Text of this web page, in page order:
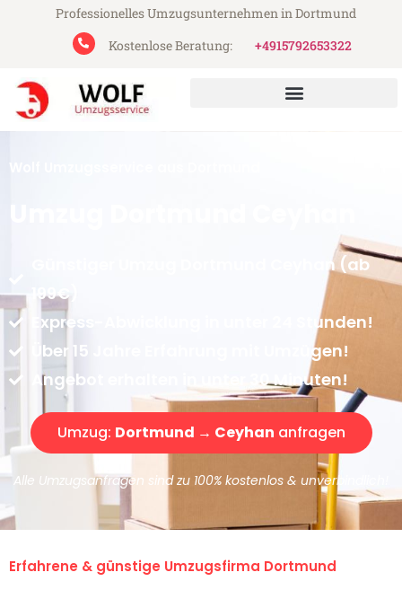
Professionelles Umzugsunternehmen in Dortmund
Kostenlose Beratung:
+4915792653322
Günstiger Umzug Dortmund Ceyhan (ab
199€)
Express-Abwicklung in unter 24 Stunden!
Über 15 Jahre Erfahrung mit Umzügen!
Angebot erhalten in unter 30 Minuten!
Umzug: Dortmund → Ceyhan anfragen
Alle Umzugsanfragen sind zu 100% kostenlos & unverbindlich!
Erfahrene & günstige Umzugsfirma Dortmund